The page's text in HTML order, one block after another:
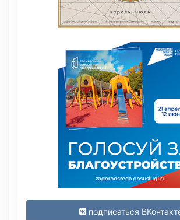
подписаться